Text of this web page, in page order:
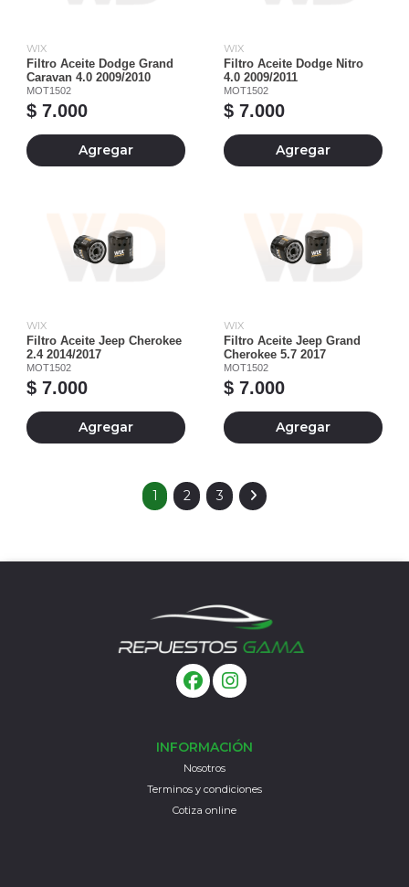
WIX
Filtro Aceite Dodge Grand
Caravan 4.0 2009/2010
MOT1502
$ 7.000
Agregar
WIX
Filtro Aceite Dodge Nitro
4.0 2009/2011
MOT1502
$ 7.000
Agregar
WIX
Filtro Aceite Jeep Cherokee
2.4 2014/2017
MOT1502
$ 7.000
Agregar
WIX
Filtro Aceite Jeep Grand
Cherokee 5.7 2017
MOT1502
$ 7.000
Agregar
1 2 3
INFORMACIÓN
Nosotros
Terminos y condiciones
Cotiza online